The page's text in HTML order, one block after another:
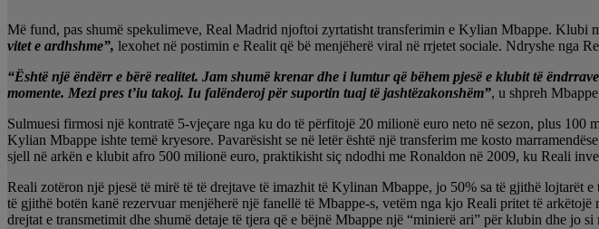
Më fund, pas shumë spekulimeve, Real Madrid njoftoi zyrtatisht transferimin e Kylian Mbappe. Klubi
vitet e ardhshme”, lexohet në postimin e Realit që bë menjëherë viral në rrjetet sociale. Ndryshe nga
“Është një ëndërr e bërë realitet. Jam shumë krenar dhe i lumtur që bëhem pjesë e klubit të
momente. Mezi pres t’iu takoj. Iu falënderoj për suportin tuaj të jashtëzakonshëm”, u shpreh
Sulmuesi firmosi një kontratë 5-vjeçare nga ku do të përfitojë 20 milionë euro neto në sezon, plus
Kylian Mbappe ishte temë kryesore. Pavarësisht se në letër është një transferim me kosto
sjell në arkën e klubit afro 500 milionë euro, praktikisht siç ndodhi me Ronaldon në 2009, ku Reali
Reali zotëron një pjesë të mirë të të drejtave të imazhit të Kylinan Mbappe, jo 50% sa të gjithë
të gjithë botën kanë rezervuar menjëherë një fanellë të Mbappe-s, vetëm nga kjo Reali pritet të
drejtat e transmetimit dhe shumë detaje të tjera që e bëjnë Mbappe një “minierë ari” për klubin dhe jo